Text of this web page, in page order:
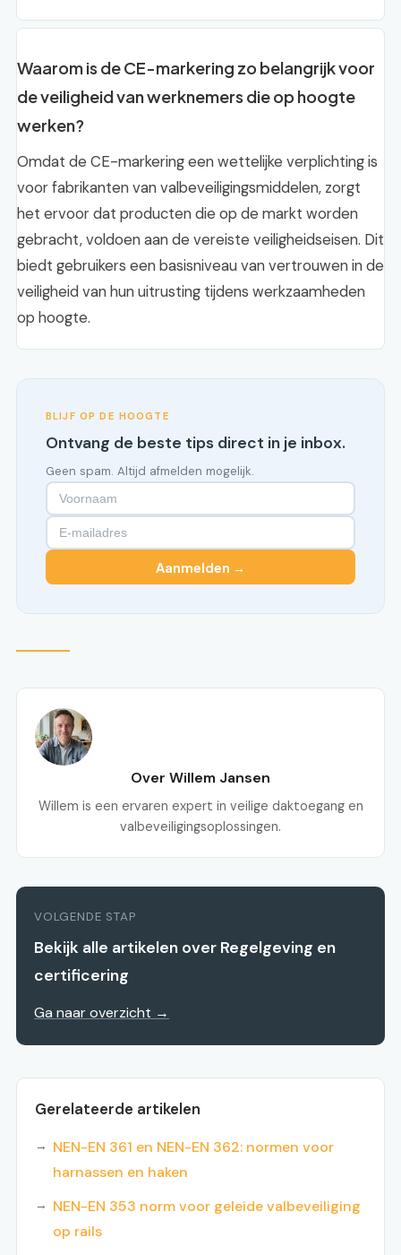
Waarom is de CE-markering zo belangrijk voor
de veiligheid van werknemers die op hoogte
werken?
Omdat de CE-markering een wettelijke verplichting is
voor fabrikanten van valbeveiligingsmiddelen, zorgt
het ervoor dat producten die op de markt worden
gebracht, voldoen aan de vereiste veiligheidseisen. Dit
biedt gebruikers een basisniveau van vertrouwen in de
veiligheid van hun uitrusting tijdens werkzaamheden
op hoogte.
BLIJF OP DE HOOGTE
Ontvang de beste tips direct in je inbox.
Geen spam. Altijd afmelden mogelijk.
Aanmelden →
Over Willem Jansen
Willem is een ervaren expert in veilige daktoegang en
valbeveiligingsoplossingen.
VOLGENDE STAP
Bekijk alle artikelen over Regelgeving en
certificering
Ga naar overzicht →
Gerelateerde artikelen
NEN-EN 361 en NEN-EN 362: normen voor
harnassen en haken
NEN-EN 353 norm voor geleide valbeveiliging
op rails